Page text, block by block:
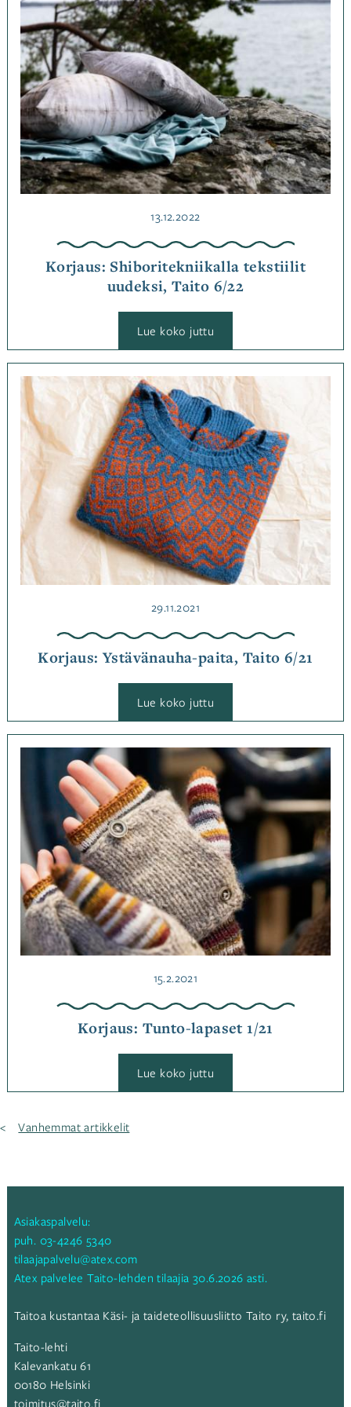
Korjaus: Shiboritekniikalla tekstiilit
uudeksi, Taito 6/22
Julkaistu
13.12.2022
Lue koko juttu
Shiboritekniikalla
tekstiilit
uudeksi,
Taito
6/22
Korjaukset
Korjaus: Ystävänauha-paita, Taito 6/21
Julkaistu
29.11.2021
Lue koko juttu
Ystävänauha-
paita,
Taito
6/21
Kategoriassa
Korjaukset
Korjaus: Tunto-lapaset 1/21
Julkaistu
15.2.2021
Lue koko juttu
Tunto-
Kategoriassa
Korjaukset
Artikkelien
Vanhemmat artikkelit
Asiakaspalvelu:
puh. 03-4246 5340
tilaajapalvelu@atex.com
Atex palvelee Taito-lehden tilaajia 30.6.2026 asti.
Taitoa kustantaa Käsi- ja taideteollisuusliitto Taito ry, taito.fi
Taito-lehti
Kalevankatu 61
00180 Helsinki
toimitus@taito.fi